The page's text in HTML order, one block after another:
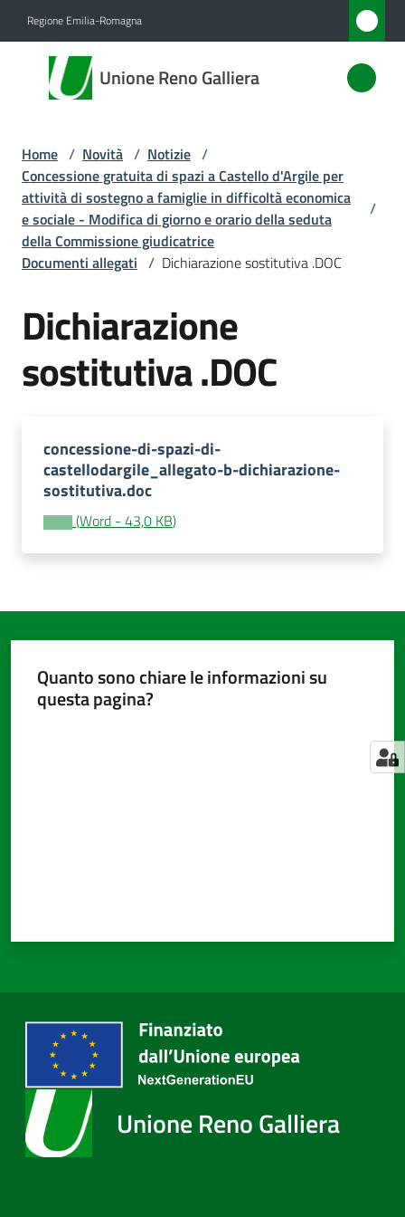
Regione Emilia-Romagna
Unione Reno Galliera
Unione
Reno
Amministrazione
Novità
Menu selezionato
Vivere
l'Unione
Amministrazione
trasparente
Tutti
Seguici
Home / Novità / Notizie /
Concessione gratuita di spazi a Castello d'Argile per
attività di sostegno a famiglie in difficoltà economica
e sociale - Modifica di giorno e orario della seduta
della Commissione giudicatrice
/
Documenti allegati / Dichiarazione sostitutiva .DOC
Dichiarazione
sostitutiva .DOC
concessione-di-spazi-di-
castellodargile_allegato-b-dichiarazione-
sostitutiva.doc
(Word - 43,0 KB)
Quanto sono chiare le informazioni su
questa pagina?
Unione Reno Galliera